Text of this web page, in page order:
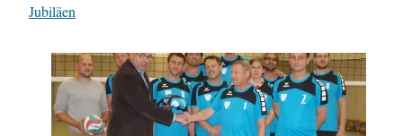
In Bezug auf
Jubiläen